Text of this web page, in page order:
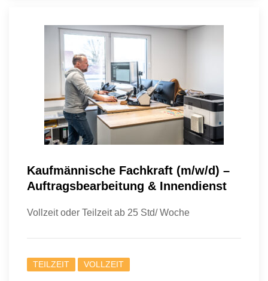
Kaufmännische Fachkraft (m/w/d) –
Auftragsbearbeitung & Innendienst
Vollzeit oder Teilzeit ab 25 Std/ Woche
TEILZEIT VOLLZEIT